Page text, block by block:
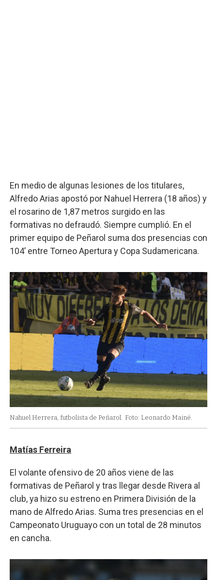
En medio de algunas lesiones de los titulares,
Alfredo Arias apostó por Nahuel Herrera (18 años) y
el rosarino de 1,87 metros surgido en las
formativas no defraudó. Siempre cumplió. En el
primer equipo de Peñarol suma dos presencias con
104’ entre Torneo Apertura y Copa Sudamericana.
Nahuel Herrera, futbolista de Peñarol. Foto: Leonardo Mainé.
Matías Ferreira
El volante ofensivo de 20 años viene de las
formativas de Peñarol y tras llegar desde Rivera al
club, ya hizo su estreno en Primera División de la
mano de Alfredo Arias. Suma tres presencias en el
Campeonato Uruguayo con un total de 28 minutos
en cancha.